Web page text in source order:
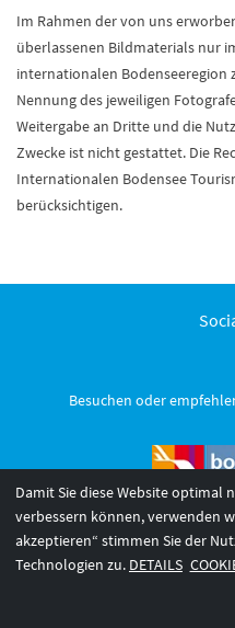
Im Rahmen der von uns
überlassenen Bildmaterials nur
internationalen Bodenseeregion
Nennung des jeweiligen
Weitergabe an Dritte und die
Zwecke ist nicht gestattet. Die
Internationalen Bodensee
berücksichtigen.
Besuchen oder
© 2026 Internationale Bodensee
Damit Sie diese Website
verbessern können, verwenden
akzeptieren“ stimmen Sie der
Technologien zu. DETAILS